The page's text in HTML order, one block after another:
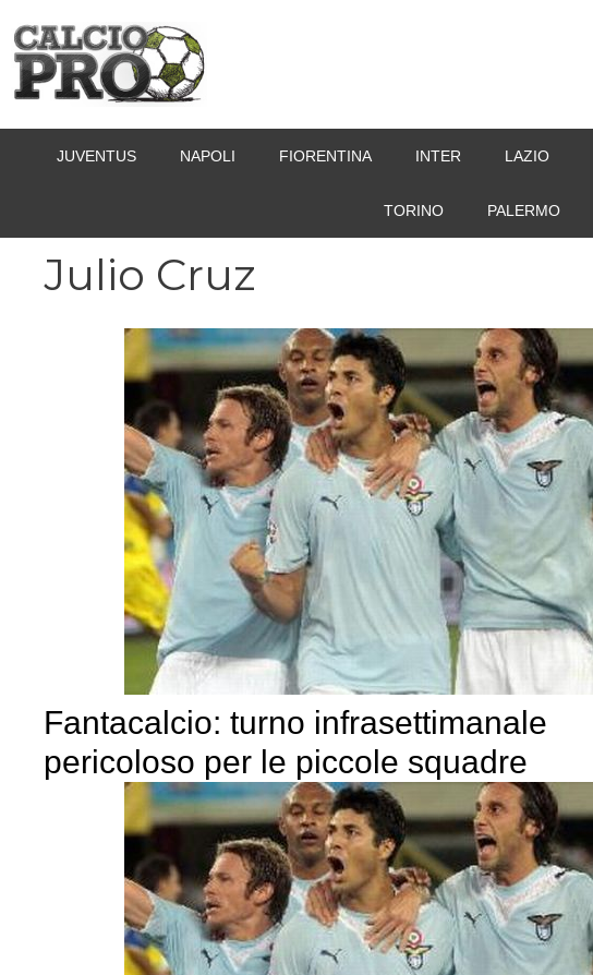
contenuto
JUVENTUS NAPOLI FIORENTINA INTER LAZIO
TORINO PALERMO
Julio Cruz
Fantacalcio: turno infrasettimanale
pericoloso per le piccole squadre